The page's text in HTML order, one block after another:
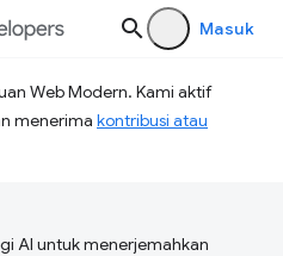
Masuk
Web Modern. Kami aktif
menerima kontribusi atau
AI untuk menerjemahkan